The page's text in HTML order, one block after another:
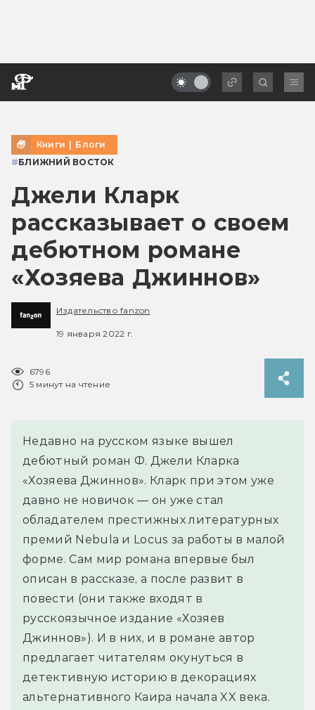
Книги | Блоги
#БЛИЖНИЙ ВОСТОК
Джели Кларк
рассказывает о своем
дебютном романе
«Хозяева Джиннов»
Издательство fanzon
19 января 2022 г.
6796
5 минут на чтение
Недавно на русском языке вышел
дебютный роман Ф. Джели Кларка
«Хозяева Джиннов». Кларк при этом уже
давно не новичок — он уже стал
обладателем престижных литературных
премий Nebula и Locus за работы в малой
форме. Сам мир романа впервые был
описан в рассказе, а после развит в
повести (они также входят в
русскоязычное издание «Хозяев
Джиннов»). И в них, и в романе автор
предлагает читателям окунуться в
детективную историю в декорациях
альтернативного Каира начала XX века.